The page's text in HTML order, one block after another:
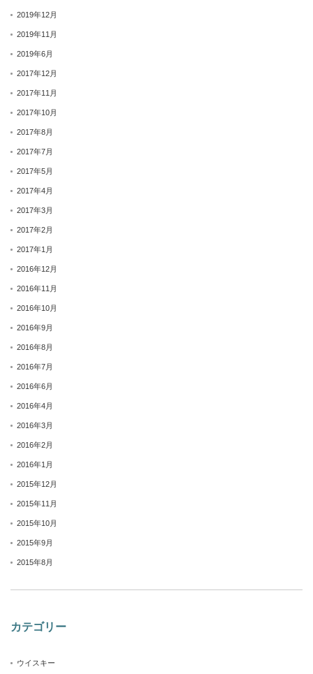
2019年12月
2019年11月
2019年6月
2017年12月
2017年11月
2017年10月
2017年8月
2017年7月
2017年5月
2017年4月
2017年3月
2017年2月
2017年1月
2016年12月
2016年11月
2016年10月
2016年9月
2016年8月
2016年7月
2016年6月
2016年4月
2016年3月
2016年2月
2016年1月
2015年12月
2015年11月
2015年10月
2015年9月
2015年8月
カテゴリー
ウイスキー